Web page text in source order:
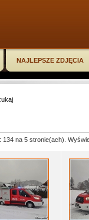
NAJLEPSZE ZDJĘCIA
134 na 5 stronie(ach).